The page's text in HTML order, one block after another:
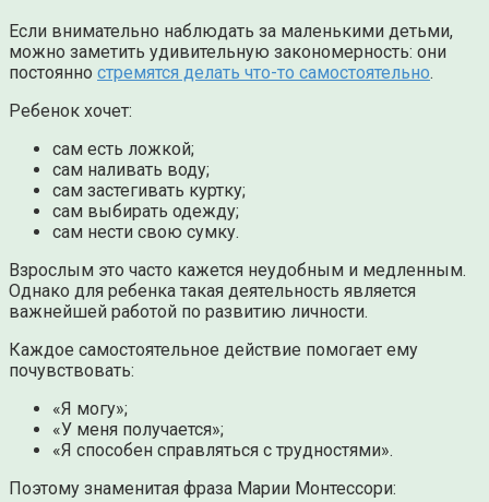
Если внимательно наблюдать за маленькими детьми,
можно заметить удивительную закономерность: они
постоянно стремятся делать что-то самостоятельно.
Ребенок хочет:
сам есть ложкой;
сам наливать воду;
сам застегивать куртку;
сам выбирать одежду;
сам нести свою сумку.
Взрослым это часто кажется неудобным и медленным.
Однако для ребенка такая деятельность является
важнейшей работой по развитию личности.
Каждое самостоятельное действие помогает ему
почувствовать:
«Я могу»;
«У меня получается»;
«Я способен справляться с трудностями».
Поэтому знаменитая фраза Марии Монтессори: